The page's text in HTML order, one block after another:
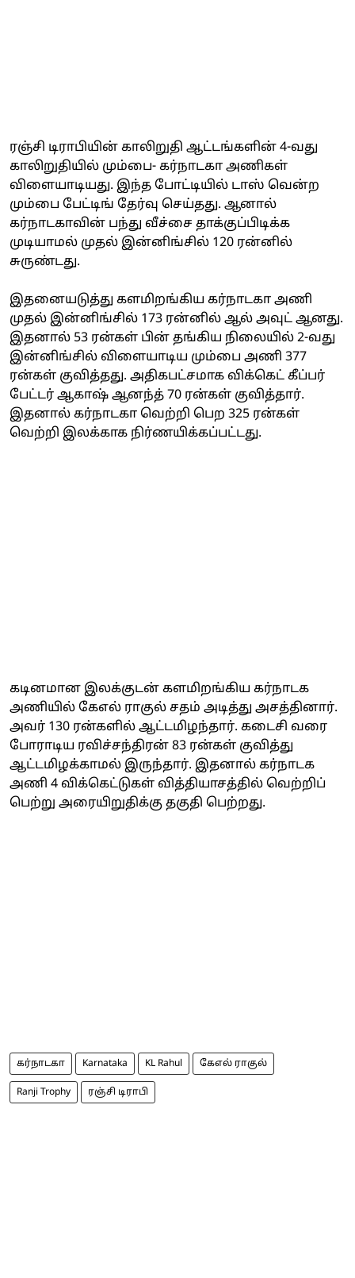
ரஞ்சி டிராபியின் காலிறுதி ஆட்டங்களின் 4-வது
காலிறுதியில் மும்பை- கர்நாடகா அணிகள்
விளையாடியது. இந்த போட்டியில் டாஸ் வென்ற
மும்பை பேட்டிங் தேர்வு செய்தது. ஆனால்
கர்நாடகாவின் பந்து வீச்சை தாக்குப்பிடிக்க
முடியாமல் முதல் இன்னிங்சில் 120 ரன்னில்
சுருண்டது.
இதனையடுத்து களமிறங்கிய கர்நாடகா அணி
முதல் இன்னிங்சில் 173 ரன்னில் ஆல் அவுட் ஆனது.
இதனால் 53 ரன்கள் பின் தங்கிய நிலையில் 2-வது
இன்னிங்சில் விளையாடிய மும்பை அணி 377
ரன்கள் குவித்தது. அதிகபட்சமாக விக்கெட் கீப்பர்
பேட்டர் ஆகாஷ் ஆனந்த் 70 ரன்கள் குவித்தார்.
இதனால் கர்நாடகா வெற்றி பெற 325 ரன்கள்
வெற்றி இலக்காக நிர்ணயிக்கப்பட்டது.
கடினமான இலக்குடன் களமிறங்கிய கர்நாடக
அணியில் கேஎல் ராகுல் சதம் அடித்து அசத்தினார்.
அவர் 130 ரன்களில் ஆட்டமிழந்தார். கடைசி வரை
போராடிய ரவிச்சந்திரன் 83 ரன்கள் குவித்து
ஆட்டமிழக்காமல் இருந்தார். இதனால் கர்நாடக
அணி 4 விக்கெட்டுகள் வித்தியாசத்தில் வெற்றிப்
பெற்று அரையிறுதிக்கு தகுதி பெற்றது.
கர்நாடகா Karnataka KL Rahul கேஎல் ராகுல்
Ranji Trophy ரஞ்சி டிராபி